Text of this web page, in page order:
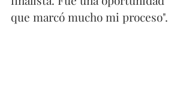
que marcó mucho mi proceso".